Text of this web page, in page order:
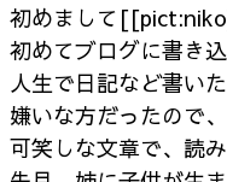
初めまして
初めてブログに書き
人生で日記など書い
嫌いな方だったので、
可笑しな文章で、読